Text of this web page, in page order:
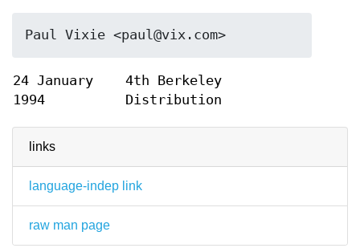
links
language-indep link
raw man page
24 January
1994
4th Berkeley
Distribution